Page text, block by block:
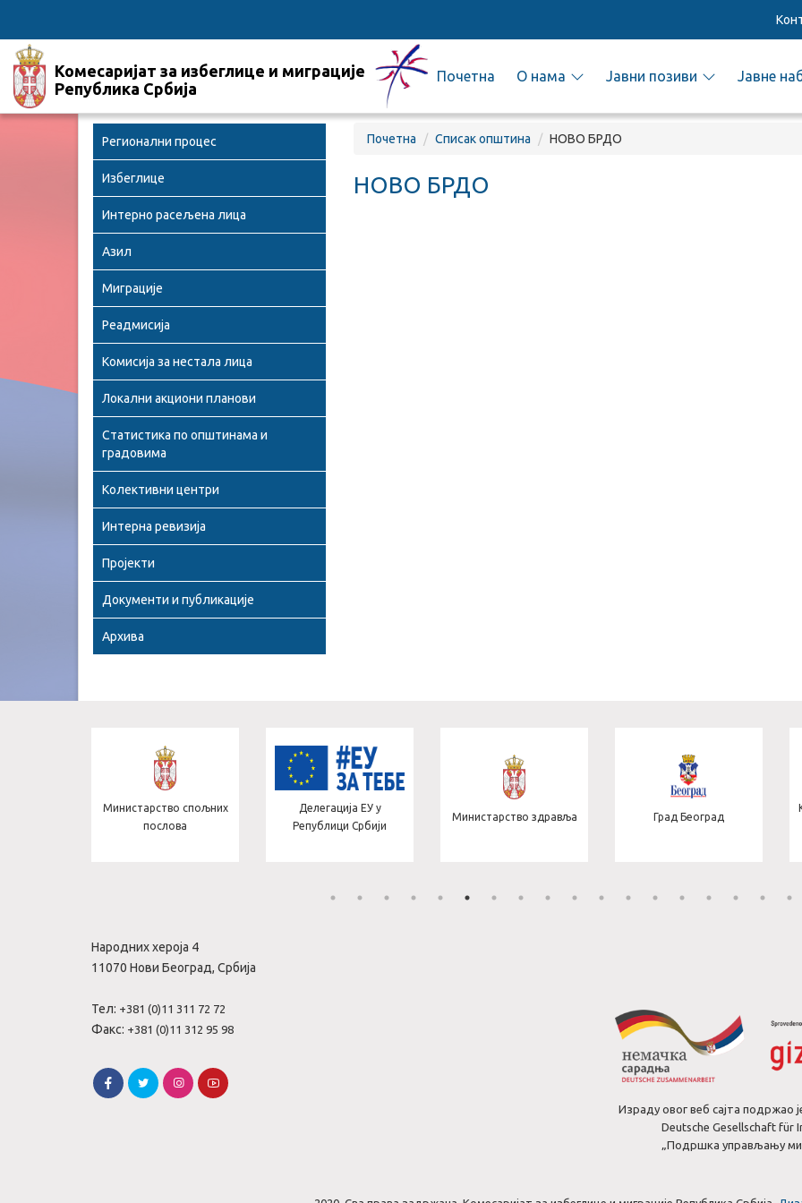
Комесаријат за избеглице и миграције
Република Србија
Почетна О нама Јавни позиви Јавне
Регионални процес
Избеглице
Интерно расељена лица
Азил
Миграције
Реадмисија
Комисија за нестала лица
Локални акциони планови
Статистика по општинама и
градовима
Колективни центри
Интерна ревизија
Пројекти
Документи и публикације
Архива
Почетна Списак општина НОВО БРДО
НОВО БРДО
Министарство спољних
послова
Делегација ЕУ у
Републици Србији
Министарство здравља Град Београд
Народних хероја 4
11070 Нови Београд, Србија
Тел: +381 (0)11 311 72 72
Факс: +381 (0)11 312 95 98
Израду овог веб сајта подржао
Deutsche Gesellschaft für
„Подршка управљању